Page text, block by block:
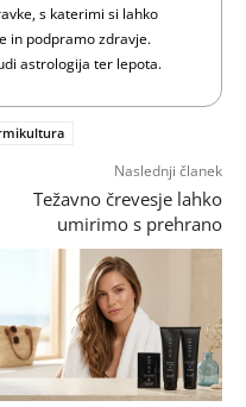
s katerimi si lahko
in podpramo zdravje.
astrologija ter lepota.
Naslednji članek
Težavno črevesje lahko
umirimo s prehrano